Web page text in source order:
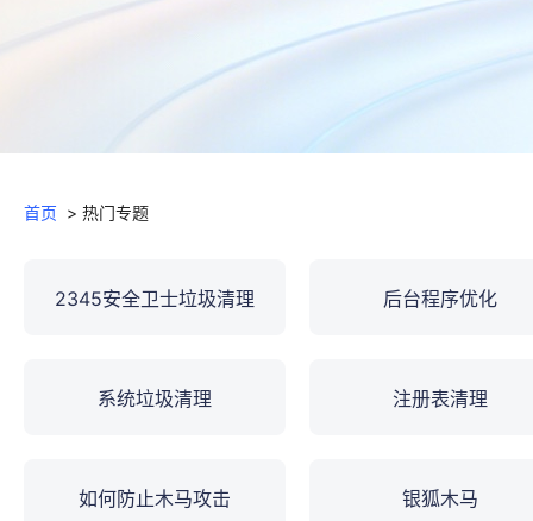
首页 > 热门专题
2345安全卫士垃圾清理 后台程序优化
系统垃圾清理 注册表清理
如何防止木马攻击 银狐木马